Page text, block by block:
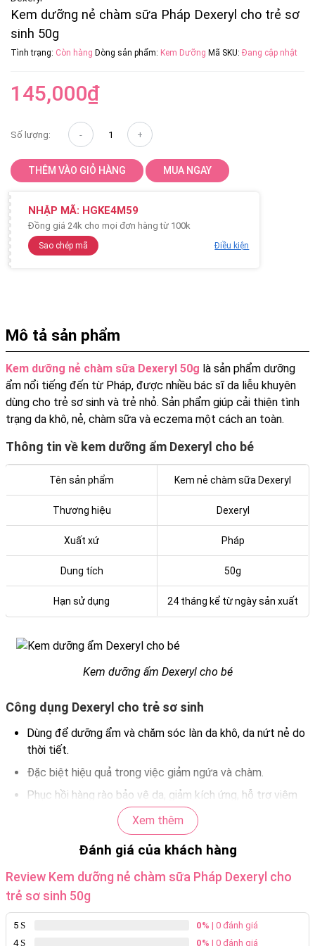
Kem dưỡng nẻ chàm sữa Pháp Dexeryl cho trẻ sơ
sinh 50g
Tình trạng: Còn hàng Dòng sản phẩm: Kem Dưỡng Mã SKU: Đang cập nhật
145,000₫
Số lượng:
THÊM VÀO GIỎ HÀNG MUA NGAY
NHẬP MÃ: HGKE4M59
Đồng giá 24k cho mọi đơn hàng từ 100k
Sao chép mã Điều kiện
Mô tả sản phẩm
Kem dưỡng nẻ chàm sữa Dexeryl 50g là sản phẩm dưỡng
ẩm nổi tiếng đến từ Pháp, được nhiều bác sĩ da liễu khuyên
dùng cho trẻ sơ sinh và trẻ nhỏ. Sản phẩm giúp cải thiện tình
trạng da khô, nẻ, chàm sữa và eczema một cách an toàn.
Thông tin về kem dưỡng ẩm Dexeryl cho bé
Tên sản phẩm Kem nẻ chàm sữa Dexeryl
Thương hiệu Dexeryl
Xuất xứ Pháp
Dung tích 50g
Hạn sử dụng 24 tháng kể từ ngày sản xuất
Kem dưỡng ẩm Dexeryl cho bé
Công dụng Dexeryl cho trẻ sơ sinh
Dùng để dưỡng ẩm và chăm sóc làn da khô, da nứt nẻ do
thời tiết.
Đặc biệt hiệu quả trong việc giảm ngứa và chàm.
Phục hồi hàng rào bảo vệ da, giảm kích ứng, hỗ trợ viêm
Glycerin: Giữ nước cho da, giảm tình trạng khô da, giúp làn
da luôn trở nên mềm mại và căng bóng.
Paraffinum Liquidum: Dầu khoáng, tạo một lớp bảo vệ
trên da, giúp cấp ẩm cho làn da của bé.
Xem thêm
Đánh giá của khách hàng
Review Kem dưỡng nẻ chàm sữa Pháp Dexeryl cho
trẻ sơ sinh 50g
5 0% | 0 đánh giá
4
0% | 0 đánh giá